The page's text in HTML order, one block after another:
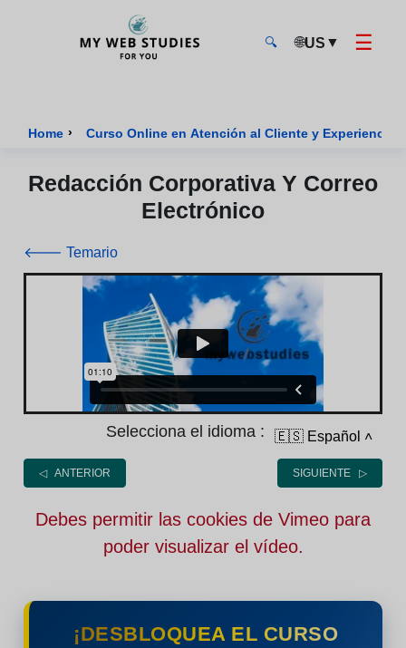
🔍 🌐US ▼ ☰
Home › Curso Online en Atención al Cliente y Experiencia
Redacción Corporativa Y Correo
Electrónico
🡐 Temario
Selecciona el idioma : 🇪🇸 Español ˄
◁ ANTERIOR SIGUIENTE ▷
Debes permitir las cookies de Vimeo para
poder visualizar el vídeo.
¡DESBLOQUEA EL CURSO